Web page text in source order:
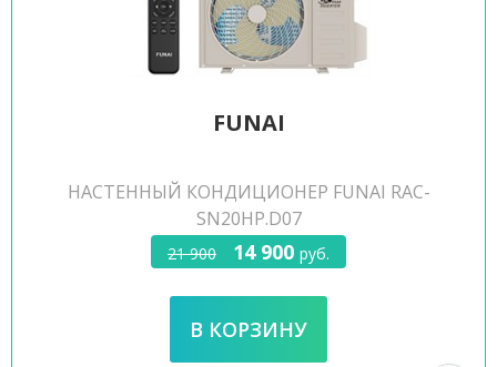
FUNAI
НАСТЕННЫЙ КОНДИЦИОНЕР FUNAI RAC-
SN20HP.D07
21 900 14 900 руб.